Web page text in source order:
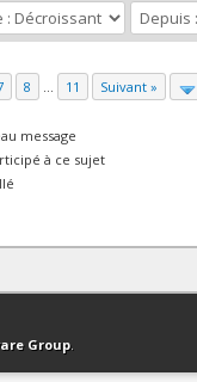
8 ... 11 Suivant »
message
à ce sujet
Version bas-débit
Group.